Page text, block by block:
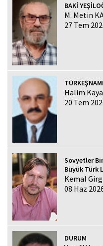
BAKİ
M. Metin
27 Tem
Halim Kaya
20 Tem
Sovyetler
Büyük Türk
Kemal
08 Haz
DURUM